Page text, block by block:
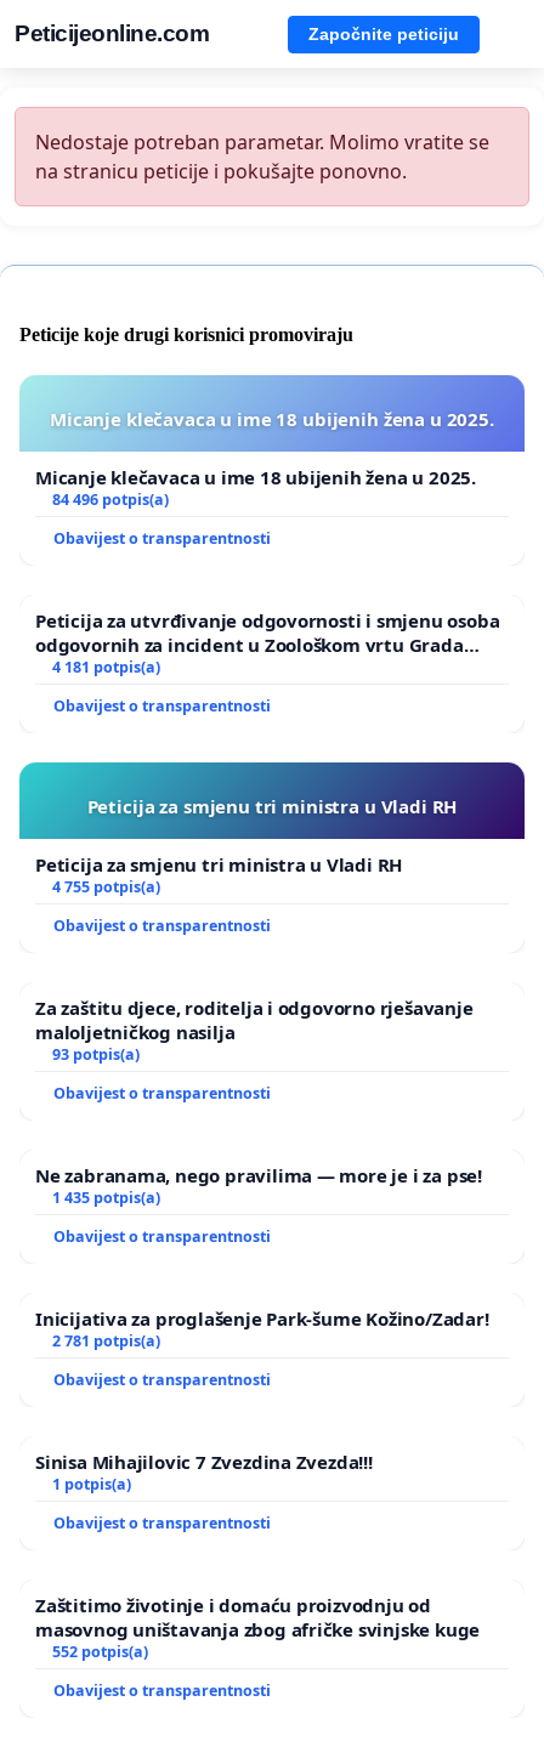
Peticijeonline.com Započnite peticiju
Nedostaje potreban parametar. Molimo vratite se
na stranicu peticije i pokušajte ponovno.
Peticije koje drugi korisnici promoviraju
Micanje klečavaca u ime 18 ubijenih žena u 2025.
Micanje klečavaca u ime 18 ubijenih žena u 2025.
84 496 potpis(a)
Obavijest o transparentnosti
Peticija za utvrđivanje odgovornosti i smjenu osoba
odgovornih za incident u Zoološkom vrtu Grada
Zagreba
4 181 potpis(a)
Obavijest o transparentnosti
Peticija za smjenu tri ministra u Vladi RH
Peticija za smjenu tri ministra u Vladi RH
4 755 potpis(a)
Obavijest o transparentnosti
Za zaštitu djece, roditelja i odgovorno rješavanje
maloljetničkog nasilja
93 potpis(a)
Obavijest o transparentnosti
Ne zabranama, nego pravilima — more je i za pse!
1 435 potpis(a)
Obavijest o transparentnosti
Inicijativa za proglašenje Park-šume Kožino/Zadar!
2 781 potpis(a)
Obavijest o transparentnosti
Sinisa Mihajilovic 7 Zvezdina Zvezda!!!
1 potpis(a)
Obavijest o transparentnosti
Zaštitimo životinje i domaću proizvodnju od
masovnog uništavanja zbog afričke svinjske kuge
552 potpis(a)
Obavijest o transparentnosti